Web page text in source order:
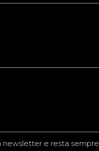
newsletter e resta sempre